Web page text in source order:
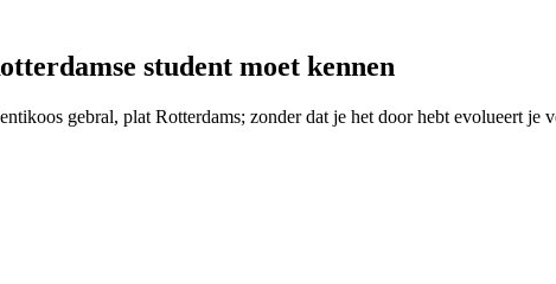
student moet kennen
gebral, plat Rotterdams; zonder dat je het door hebt evolueert